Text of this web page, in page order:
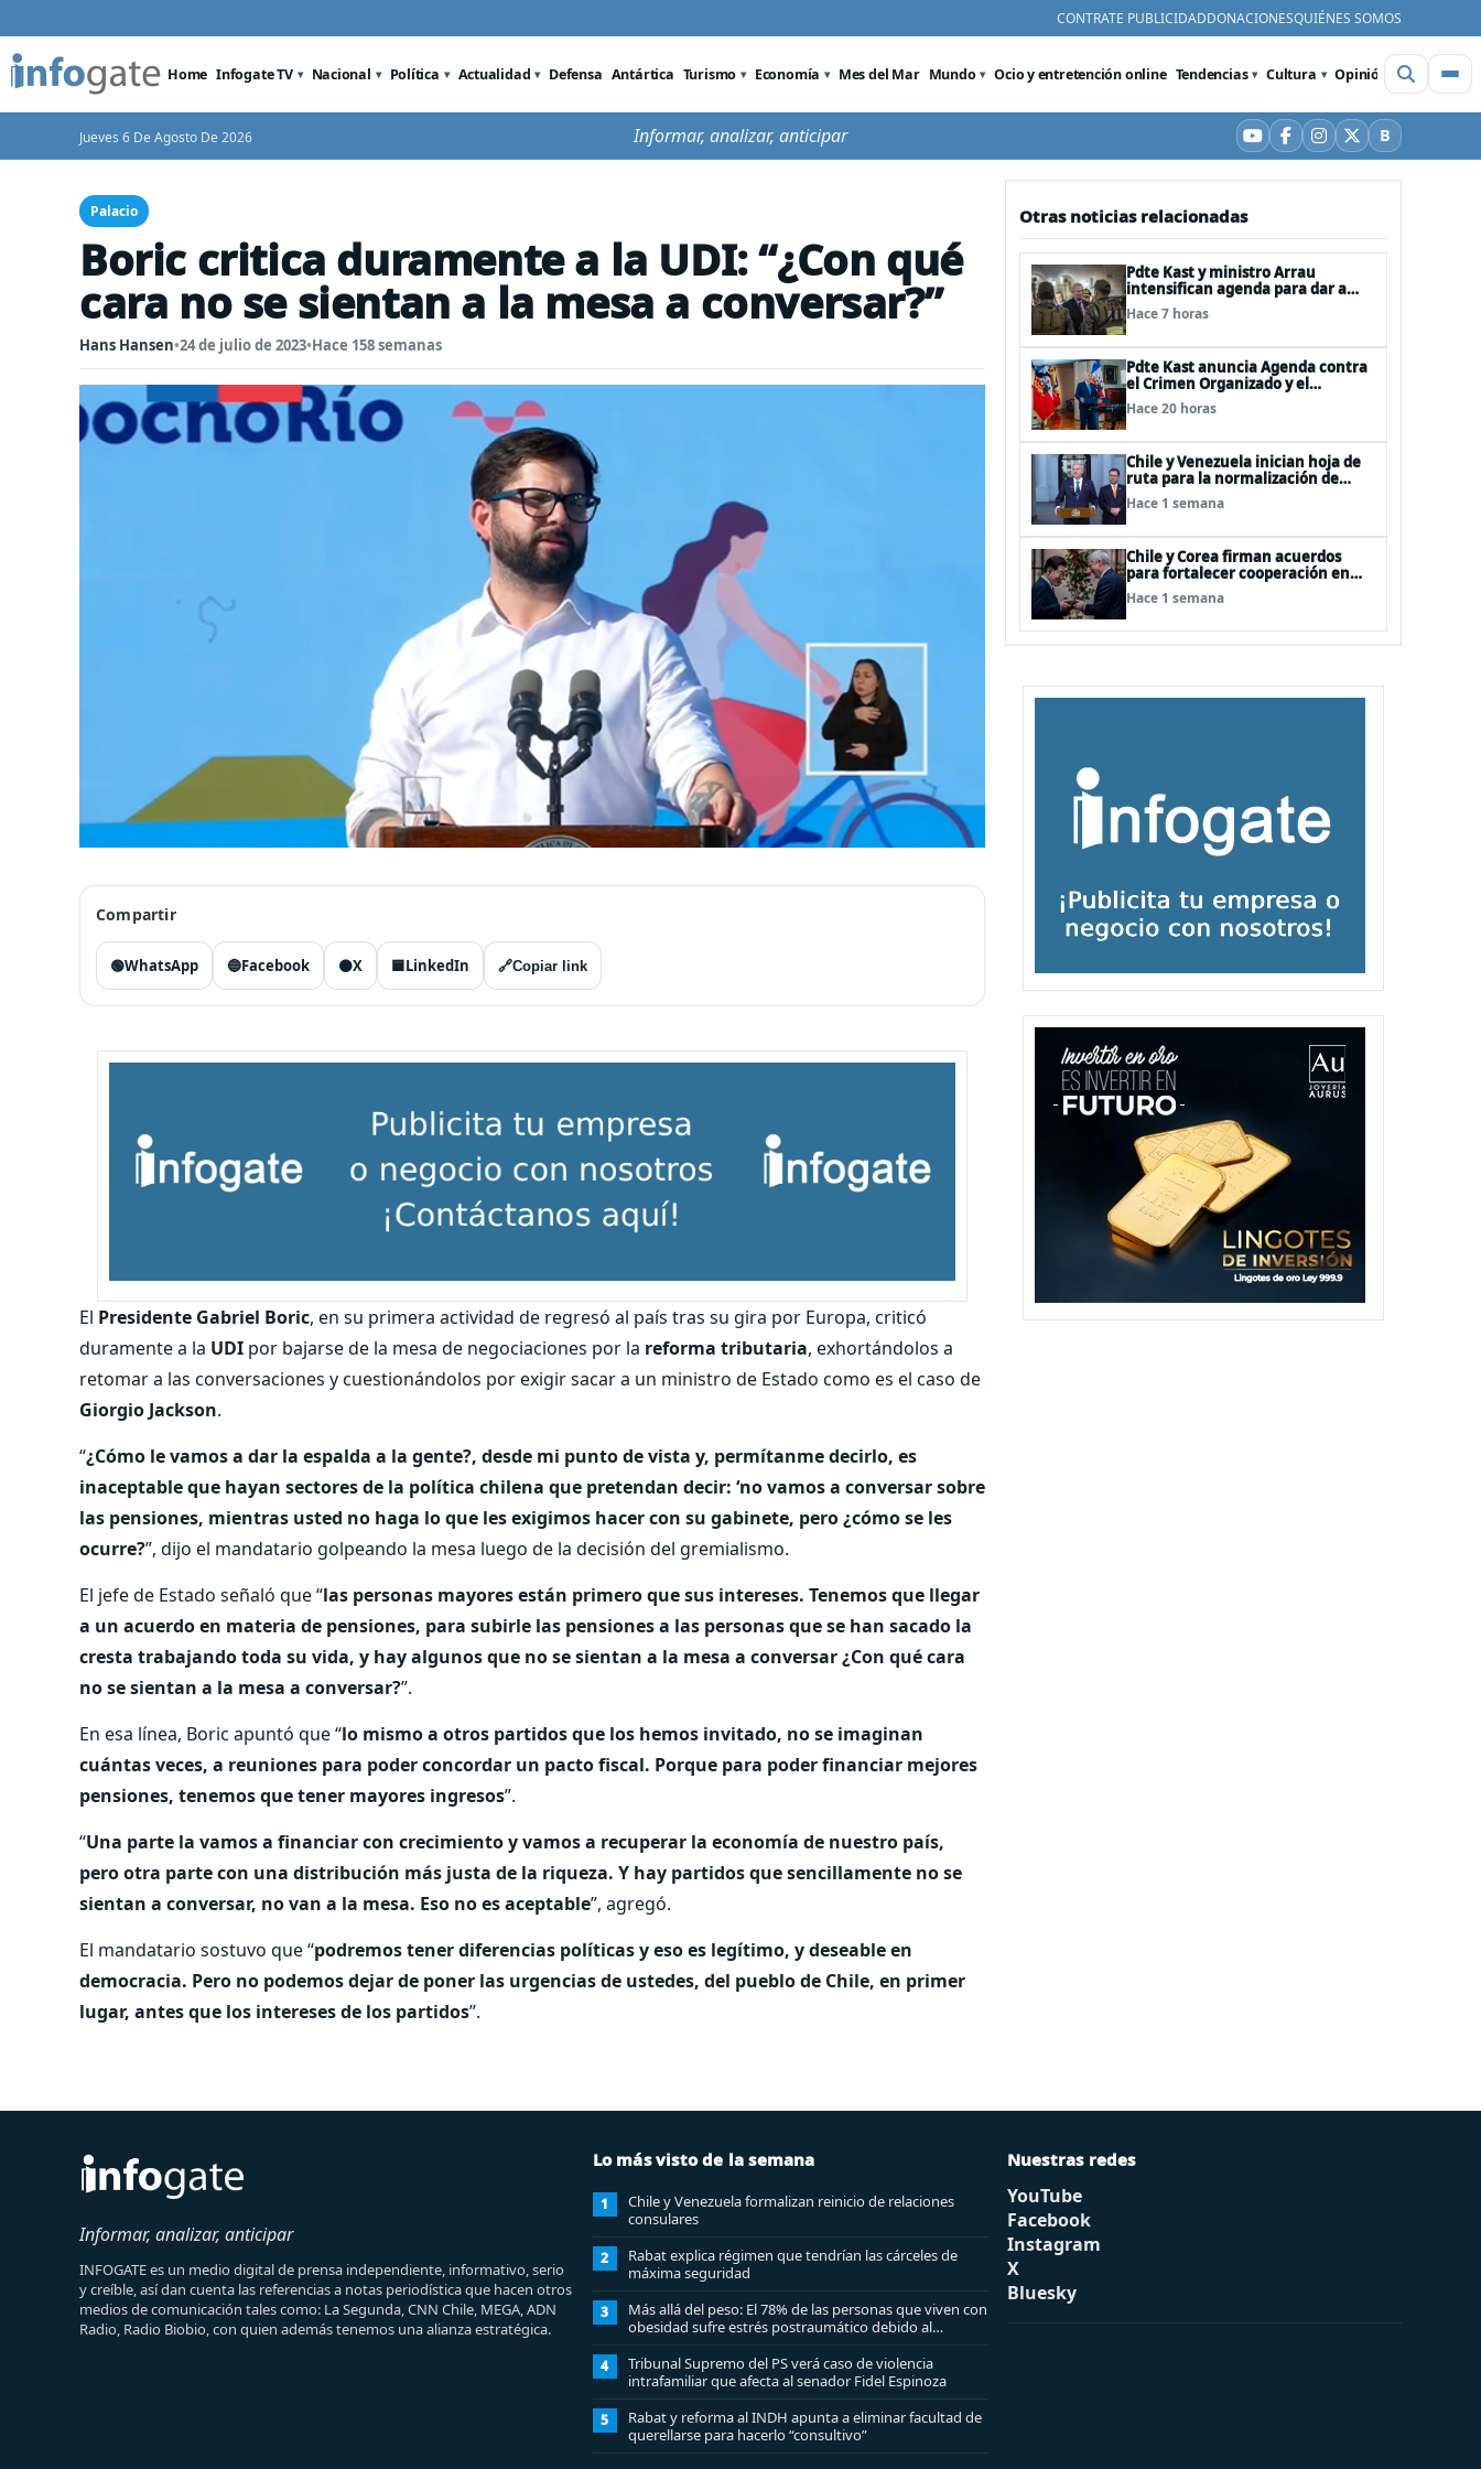
CONTRATE PUBLICIDADDONACIONESQUIÉNES SOMOS
Home Infogate TV Nacional Política Actualidad Defensa Antártica Turismo Economía Mes del Mar Mundo Ocio y entretención online Tendencias Cultura Opinión Videos
Jueves 6 De Agosto De 2026 Informar, analizar, anticipar YouTube
Facebook
Instagram
X BBluesky
Palacio
Boric critica duramente a la UDI: “¿Con qué
cara no se sientan a la mesa a conversar?”
Hans Hansen•24 de julio de 2023•Hace 158 semanas
Compartir
🟢WhatsApp 🔵Facebook ⚫X 🟦LinkedIn 🔗Copiar link
El Presidente Gabriel Boric, en su primera actividad de regresó al país tras su gira por Europa, criticó
duramente a la UDI por bajarse de la mesa de negociaciones por la reforma tributaria, exhortándolos a
retomar a las conversaciones y cuestionándolos por exigir sacar a un ministro de Estado como es el caso de
Giorgio Jackson.
“¿Cómo le vamos a dar la espalda a la gente?, desde mi punto de vista y, permítanme decirlo, es
inaceptable que hayan sectores de la política chilena que pretendan decir: ‘no vamos a conversar sobre
las pensiones, mientras usted no haga lo que les exigimos hacer con su gabinete, pero ¿cómo se les
ocurre?”, dijo el mandatario golpeando la mesa luego de la decisión del gremialismo.
El jefe de Estado señaló que “las personas mayores están primero que sus intereses. Tenemos que llegar
a un acuerdo en materia de pensiones, para subirle las pensiones a las personas que se han sacado la
cresta trabajando toda su vida, y hay algunos que no se sientan a la mesa a conversar ¿Con qué cara
no se sientan a la mesa a conversar?”.
En esa línea, Boric apuntó que “lo mismo a otros partidos que los hemos invitado, no se imaginan
cuántas veces, a reuniones para poder concordar un pacto fiscal. Porque para poder financiar mejores
pensiones, tenemos que tener mayores ingresos”.
“Una parte la vamos a financiar con crecimiento y vamos a recuperar la economía de nuestro país,
pero otra parte con una distribución más justa de la riqueza. Y hay partidos que sencillamente no se
sientan a conversar, no van a la mesa. Eso no es aceptable”, agregó.
El mandatario sostuvo que “podremos tener diferencias políticas y eso es legítimo, y deseable en
democracia. Pero no podemos dejar de poner las urgencias de ustedes, del pueblo de Chile, en primer
lugar, antes que los intereses de los partidos”.
Otras noticias relacionadas
Pdte Kast y ministro Arrau
intensifican agenda para dar a
conocer su ACOT
Hace 7 horas
Pdte Kast anuncia Agenda contra
el Crimen Organizado y el
Terrorismo (ACOT)
Hace 20 horas
Chile y Venezuela inician hoja de
ruta para la normalización de
relaciones
Hace 1 semana
Chile y Corea firman acuerdos
para fortalecer cooperación en
investigación antártica, minería,
seguridad
Hace 1 semana
Informar, analizar, anticipar
INFOGATE es un medio digital de prensa independiente, informativo, serio
y creíble, así dan cuenta las referencias a notas periodística que hacen otros
medios de comunicación tales como: La Segunda, CNN Chile, MEGA, ADN
Radio, Radio Biobio, con quien además tenemos una alianza estratégica.
Lo más visto de la semana
1
Chile y Venezuela formalizan reinicio de relaciones
consulares
2
Rabat explica régimen que tendrían las cárceles de
máxima seguridad
3
Más allá del peso: El 78% de las personas que viven con
obesidad sufre estrés postraumático debido al
estigma
4
Tribunal Supremo del PS verá caso de violencia
intrafamiliar que afecta al senador Fidel Espinoza
5
Rabat y reforma al INDH apunta a eliminar facultad de
querellarse para hacerlo “consultivo”
Nuestras redes
YouTube
Facebook
Instagram
X
Bluesky